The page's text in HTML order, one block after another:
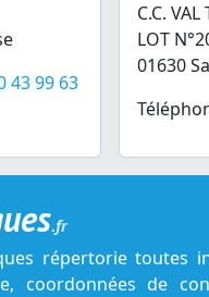
43 99 63
C.C. VAL
LOT
01630
.fr
répertorie toutes
coordonnées de